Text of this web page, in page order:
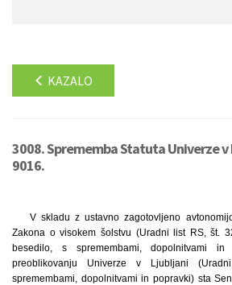
KAZALO
3008. Sprememba Statuta Univerze
9016.
V skladu z ustavno zagotovljeno
Zakona o visokem šolstvu (Uradni list RS, št.
besedilo, s spremembami, dopolnitvami
preoblikovanju Univerze v Ljubljani
spremembami, dopolnitvami in popravki) sta